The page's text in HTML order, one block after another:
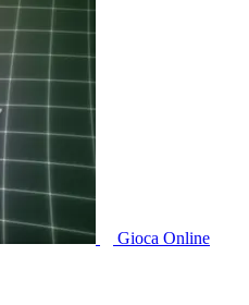
Gioca Online